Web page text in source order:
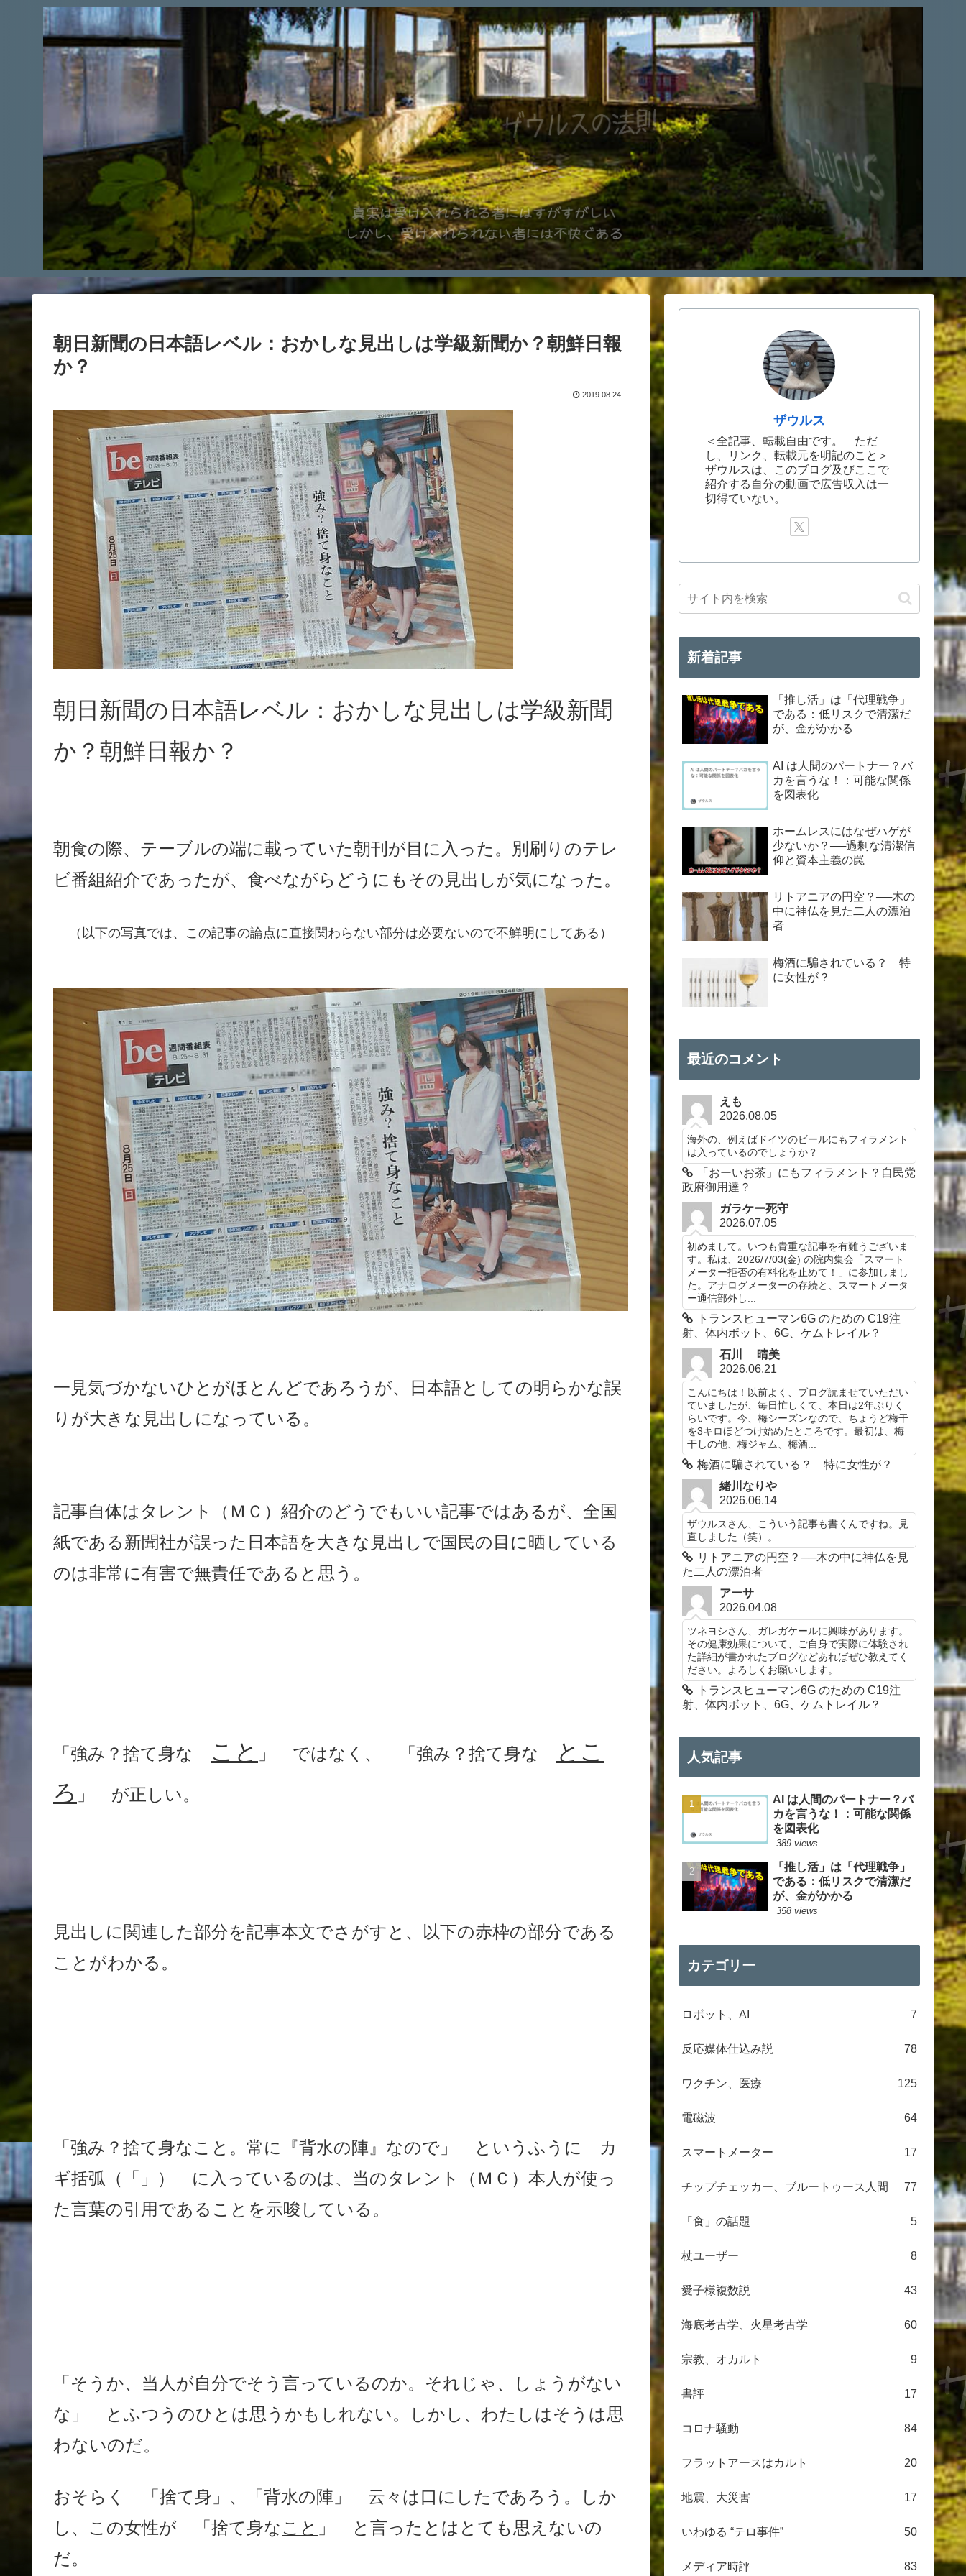
朝日新聞の日本語レベル：おかしな見出しは学級新聞か？朝鮮日報
か？
2019.08.24
朝日新聞の日本語レベル：おかしな見出しは学級新聞
か？朝鮮日報か？
朝食の際、テーブルの端に載っていた朝刊が目に入った。別刷りのテレ
ビ番組紹介であったが、食べながらどうにもその見出しが気になった。
（以下の写真では、この記事の論点に直接関わらない部分は必要ないので不鮮明にしてある）
一見気づかないひとがほとんどであろうが、日本語としての明らかな誤
りが大きな見出しになっている。
記事自体はタレント（ＭＣ）紹介のどうでもいい記事ではあるが、全国
紙である新聞社が誤った日本語を大きな見出しで国民の目に晒している
のは非常に有害で無責任であると思う。
「強み？捨て身な こと 」 ではなく、 「強み？捨て身な
とこ
ろ 」 が正しい。
見出しに関連した部分を記事本文でさがすと、以下の赤枠の部分である
ことがわかる。
「強み？捨て身なこと。常に『背水の陣』なので」 というふうに カ
ギ括弧（「」） に入っているのは、当のタレント（ＭＣ）本人が使っ
た言葉の引用であることを示唆している。
「そうか、当人が自分でそう言っているのか。それじゃ、しょうがない
な」 とふつうのひとは思うかもしれない。しかし、わたしはそうは思
わないのだ。
おそらく 「捨て身」、「背水の陣」 云々は口にしたであろう。しか
し、この女性が 「捨て身な こと 」 と言ったとはとても思えないの
だ。
ザウルス
＜全記事、転載自由です。 ただ
し、リンク、転載元を明記のこと＞
ザウルスは、このブログ及びここで
紹介する自分の動画で広告収入は一
切得ていない。
新着記事
「推し活」は「代理戦争」
である：低リスクで清潔だ
が、金がかかる
AI は人間のパートナー？バ
カを言うな！：可能な関係
を図表化
ホームレスにはなぜハゲが
少ないか？──過剰な清潔信
仰と資本主義の罠
リトアニアの円空？──木の
中に神仏を見た二人の漂泊
者
梅酒に騙されている？ 特
に女性が？
最近のコメント
えも
2026.08.05
海外の、例えばドイツのビールにもフィラメント
は入っているのでしょうか？
「おーいお茶」にもフィラメント？自民党
政府御用達？
ガラケー死守
2026.07.05
初めまして。いつも貴重な記事を有難うございま
す。私は、2026/7/03(金) の院内集会「スマート
メーター拒否の有料化を止めて！」に参加しまし
た。アナログメーターの存続と、スマートメータ
ー通信部外し...
トランスヒューマン6G のための C19注
射、体内ボット、6G、ケムトレイル？
石川 晴美
2026.06.21
こんにちは！以前よく、ブログ読ませていただい
ていましたが、毎日忙しくて、本日は2年ぶりく
らいです。今、梅シーズンなので、ちょうど梅干
を3キロほどつけ始めたところです。最初は、梅
干しの他、梅ジャム、梅酒...
梅酒に騙されている？ 特に女性が？
緒川なりや
2026.06.14
ザウルスさん、こういう記事も書くんですね。見
直しました（笑）。
リトアニアの円空？──木の中に神仏を見
た二人の漂泊者
アーサ
2026.04.08
ツネヨシさん、ガレガケールに興味があります。
その健康効果について、ご自身で実際に体験され
た詳細が書かれたブログなどあればぜひ教えてく
ださい。よろしくお願いします。
トランスヒューマン6G のための C19注
射、体内ボット、6G、ケムトレイル？
人気記事
AI は人間のパートナー？バ
カを言うな！：可能な関係
を図表化
389 views
「推し活」は「代理戦争」
である：低リスクで清潔だ
が、金がかかる
358 views
カテゴリー
ロボット、AI 7
反応媒体仕込み説 78
ワクチン、医療 125
電磁波 64
スマートメーター 17
チップチェッカー、ブルートゥース人間 77
「食」の話題 5
杖ユーザー 8
愛子様複数説 43
海底考古学、火星考古学 60
宗教、オカルト 9
書評 17
コロナ騒動 84
フラットアースはカルト 20
地震、大災害 17
いわゆる “テロ事件” 50
メディア時評 83